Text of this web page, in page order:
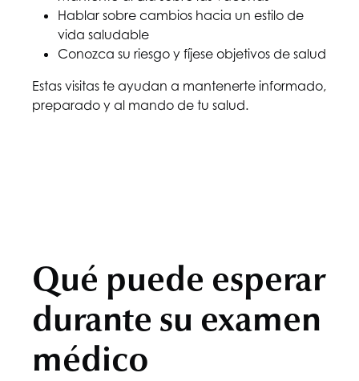
Hablar sobre cambios hacia un estilo de
vida saludable
Conozca su riesgo y fíjese objetivos de salud
Estas visitas te ayudan a mantenerte informado,
preparado y al mando de tu salud.
Qué puede esperar
durante su examen
médico